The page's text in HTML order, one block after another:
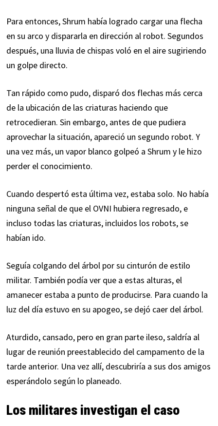
Para entonces, Shrum había logrado cargar una flecha
en su arco y dispararla en dirección al robot. Segundos
después, una lluvia de chispas voló en el aire sugiriendo
un golpe directo.
Tan rápido como pudo, disparó dos flechas más cerca
de la ubicación de las criaturas haciendo que
retrocedieran. Sin embargo, antes de que pudiera
aprovechar la situación, apareció un segundo robot. Y
una vez más, un vapor blanco golpeó a Shrum y le hizo
perder el conocimiento.
Cuando despertó esta última vez, estaba solo. No había
ninguna señal de que el OVNI hubiera regresado, e
incluso todas las criaturas, incluidos los robots, se
habían ido.
Seguía colgando del árbol por su cinturón de estilo
militar. También podía ver que a estas alturas, el
amanecer estaba a punto de producirse. Para cuando la
luz del día estuvo en su apogeo, se dejó caer del árbol.
Aturdido, cansado, pero en gran parte ileso, saldría al
lugar de reunión preestablecido del campamento de la
tarde anterior. Una vez allí, descubriría a sus dos amigos
esperándolo según lo planeado.
Los militares investigan el caso